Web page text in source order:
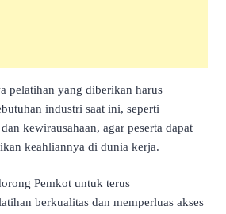
pelatihan yang diberikan harus
industri saat ini, seperti
kewirausahaan, agar peserta dapat
keahliannya di dunia kerja.
Pemkot untuk terus
berkualitas dan memperluas akses